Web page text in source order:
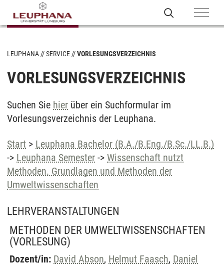
LEUPHANA SERVICE VORLESUNGSVERZEICHNIS
VORLESUNGSVERZEICHNIS
Suchen Sie hier über ein Suchformular im
Vorlesungsverzeichnis der Leuphana.
Start > Leuphana Bachelor (B.A./B.Eng./B.Sc./LL.B.)
-> Leuphana Semester -> Wissenschaft nutzt
Methoden. Grundlagen und Methoden der
Umweltwissenschaften
LEHRVERANSTALTUNGEN
METHODEN DER UMWELTWISSENSCHAFTEN
(VORLESUNG)
Dozent/in: David Abson, Helmut Faasch, Daniel